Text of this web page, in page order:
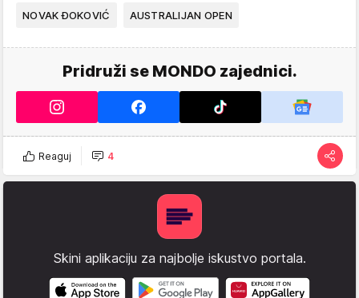
NOVAK ĐOKOVIĆ AUSTRALIJAN OPEN
Pridruži se MONDO zajednici.
Reaguj 4
Skini aplikaciju za najbolje iskustvo portala.